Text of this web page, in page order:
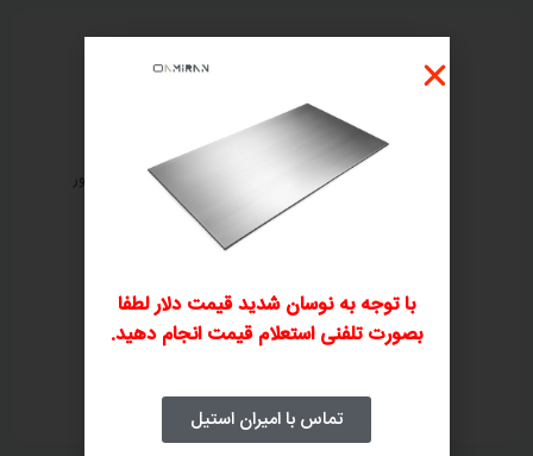
ثبت سفارش تلفنی بررسی و صدور پیش‌فاکتور
پرداخت فاکتور ارسال و تحویل کالا
با توجه به نوسان شدید قیمت دلار لطفا
بصورت تلفنی استعلام قیمت انجام دهید.
تماس با امیران استیل